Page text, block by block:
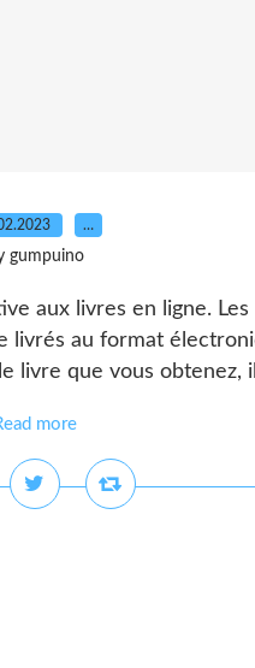
…
gumpuino
aux livres en ligne.
livrés au format
livre que vous obtenez,
more